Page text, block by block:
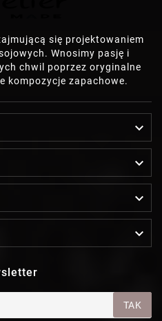
się projektowaniem
Wnosimy pasję i
chwil poprzez oryginalne
kompozycje zapachowe.




TAK